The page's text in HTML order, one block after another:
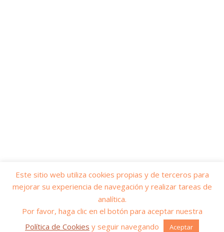
Yo soy servicios públicos– Todos los derechos reservados
Funciona conWP – Diseñado con elTema Customizr
Este sitio web utiliza cookies propias y de terceros para
mejorar su experiencia de navegación y realizar tareas de
analítica.
Por favor, haga clic en el botón para aceptar nuestra
Política de Cookies y seguir navegando Aceptar